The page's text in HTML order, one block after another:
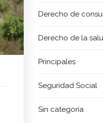
Derecho de
Derecho de la
Principales
Seguridad Social
Sin categoría